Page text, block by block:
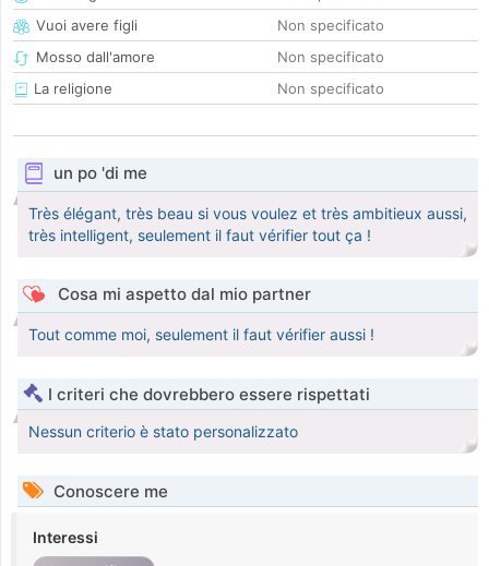
Vuoi avere figli
Non specificato
Mosso dall'amore
Non specificato
La religione
Non specificato
un po 'di me
Très élégant, très beau si vous voulez et très ambitieux aussi,
très intelligent, seulement il faut vérifier tout ça !
Cosa mi aspetto dal mio partner
Tout comme moi, seulement il faut vérifier aussi !
I criteri che dovrebbero essere rispettati
Nessun criterio è stato personalizzato
Conoscere me
Interessi